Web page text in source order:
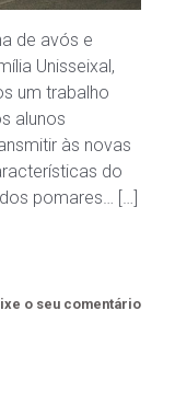
de avós e
Unisseixal,
um trabalho
alunos
às novas
do
pomares… […]
o seu comentário